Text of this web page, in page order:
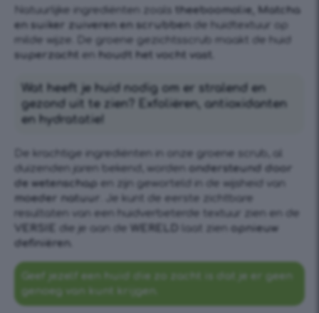
Natuurlijke ingrediënten zoals
theeboomolie, Matcha
en suiker zuiveren en scrubben
de huidtextuur op
milde wijze. De groene gezichtsscrub maakt de huid
superzacht
en houdt het vocht vast.
Wat heeft je huid nodig om er stralend en
gezond uit te zien? Exfoliëren, antioxidanten
en hydratatie!
De krachtige ingrediënten in onze groene scrub, al
duizenden jaren bekend, worden
ondersteund door
de wetenschap
en zijn geworteld in de wijsheid van
moeder natuur
. Je kunt de eerste zichtbare
resultaten van een huidverbeterde textuur zien en de
VERSIE
die je aan de WERELD laat zien
opnieuw
definiëren.
Geef jezelf een huid die zo zacht is dat je er geen
genoeg van kunt krijgen.